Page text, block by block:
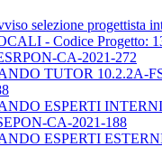
selezione progettista
- Codice Progetto:
CA-2021-272
TUTOR 10.2.2A-
ESPERTI
CA-2021-188
ESPERTI